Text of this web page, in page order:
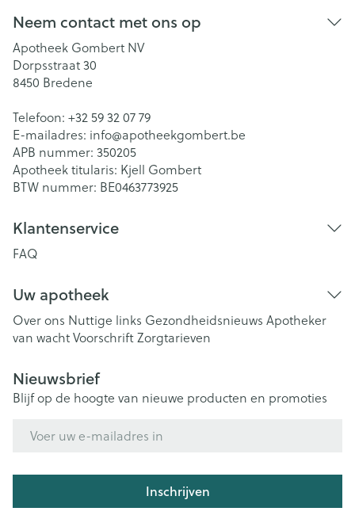
Neem contact met ons op
Apotheek Gombert NV
Dorpsstraat 30
8450 Bredene
Telefoon: +32 59 32 07 79
E-mailadres: info@apotheekgombert.be
APB nummer: 350205
Apotheek titularis: Kjell Gombert
BTW nummer: BE0463773925
Klantenservice
FAQ
Uw apotheek
Over ons Nuttige links Gezondheidsnieuws Apotheker
van wachtVoorschriftZorgtarieven
Nieuwsbrief
Blijf op de hoogte van nieuwe producten en promoties
Inschrijven